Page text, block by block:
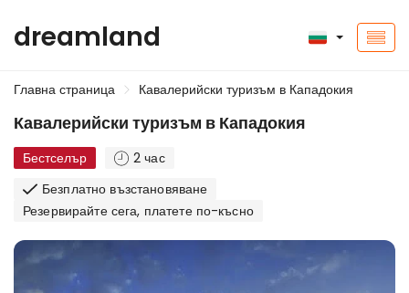
dreamland
Главна страница Кавалерийски туризъм в Кападокия
Кавалерийски туризъм в Кападокия
Бестселър
2 час
Безплатно възстановяване
Резервирайте сега, платете по-късно